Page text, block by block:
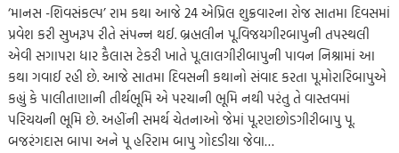
‘માનસ -શિવસંકલ્પ’ રામ કથા આજે 24 એપ્રિલ શુક્રવારના રોજ સાતમા દિવસમાં
પ્રવેશ કરી સુખરૂપ રીતે સંપન્ન થઈ. બ્રહ્મલીન પૂ.વિજયગીરબાપુની તપસ્થલી
એવી સગાપરા ધાર કૈલાસ ટેકરી ખાતે પૂ.લાલગીરીબાપુની પાવન નિશ્રામાં આ
કથા ગવાઈ રહી છે. આજે સાતમા દિવસની કથાનો સંવાદ કરતા પૂ.મોરારિબાપુએ
કહ્યું કે પાલીતાણાની તીર્થભૂમિ એ પરચાની ભૂમિ નથી પરંતુ તે વાસ્તવમાં
પરિચયની ભૂમિ છે. અહીંની સમર્થ ચેતનાઓ જેમાં પૂ.રણછોડગીરીબાપુ પૂ.
બજરંગદાસ બાપા અને પૂ હરિરામ બાપુ ગોદડીયા જેવા…